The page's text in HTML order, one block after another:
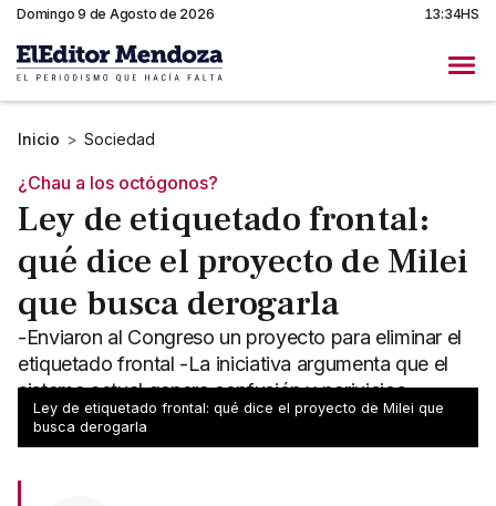
Domingo 9 de Agosto de 2026 13:34HS
Inicio > Sociedad
¿Chau a los octógonos?
Ley de etiquetado frontal:
qué dice el proyecto de Milei
que busca derogarla
-Enviaron al Congreso un proyecto para eliminar el
etiquetado frontal -La iniciativa argumenta que el
sistema actual genera confusión y perjuicios
económicos
Ley de etiquetado frontal: qué dice el proyecto de Milei que
busca derogarla